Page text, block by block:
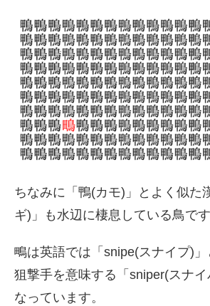
ちなみに「鴨(カモ)」とよく似た
ギ)」も水辺に棲息している鳥です
鴫は英語では「snipe(スナイプ)
狙撃手を意味する「sniper(スナ
なっています。